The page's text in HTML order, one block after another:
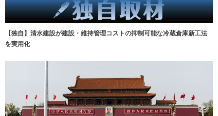
【独自】清水建設が建設・維持管理コストの抑制可能な冷蔵倉庫新工法
を実用化